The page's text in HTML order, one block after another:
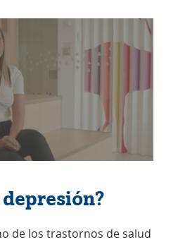
de los trastornos de salud